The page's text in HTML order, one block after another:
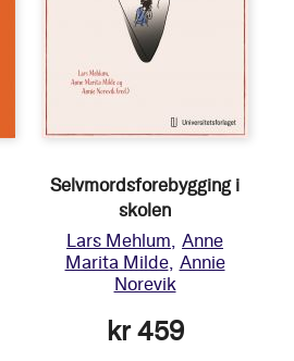
Selvmordsforebygging i
skolen
Lars Mehlum Anne
Marita Milde Annie
Norevik
kr 459